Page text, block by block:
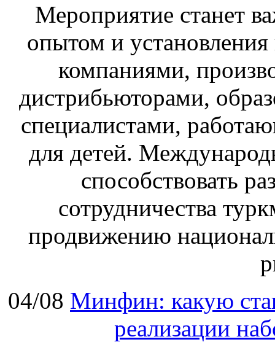
Мероприятие станет
опытом и
компаниями,
дистрибьюторами,
специалистами,
для детей.
способствовать
сотрудничества
продвижению
04/08 Минфин: какую
реализации